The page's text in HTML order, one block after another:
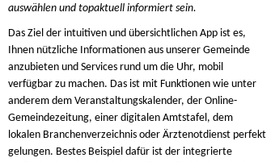
auswählen und topaktuell informiert sein.
Das Ziel der intuitiven und übersichtlichen App ist es,
Ihnen nützliche Informationen aus unserer Gemeinde
anzubieten und Services rund um die Uhr, mobil
verfügbar zu machen. Das ist mit Funktionen wie unter
anderem dem Veranstaltungskalender, der Online-
Gemeindezeitung, einer digitalen Amtstafel, dem
lokalen Branchenverzeichnis oder Ärztenotdienst perfekt
gelungen. Bestes Beispiel dafür ist der integrierte